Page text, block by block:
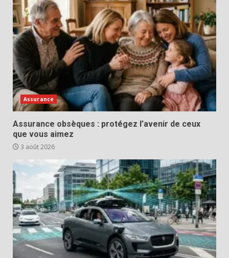
Assurance
Assurance obsèques : protégez l’avenir de ceux
que vous aimez
3 août 2026